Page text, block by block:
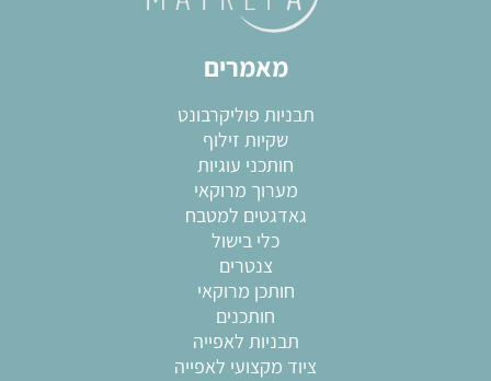
מאמרים
תבניות פוליקרבונט
שקיות זילוף
חותכני עוגיות
מערוך מרוקאי
גאדגטים למטבח
כלי בישול
צנטרים
חותכן מרוקאי
חותכנים
תבניות לאפייה
ציוד מקצועי לאפייה